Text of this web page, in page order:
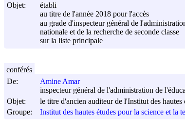
Objet:
établi
au titre de l'année 2018 pour l'accès
au grade d'inspecteur général de
nationale et de la recherche de seconde classe
sur la liste principale
De:
Amine Amar
inspecteur général de l'administration de
Objet:
le titre d'ancien auditeur de l'Institut des
Groupe:
Institut des hautes études pour la science et la
conférés